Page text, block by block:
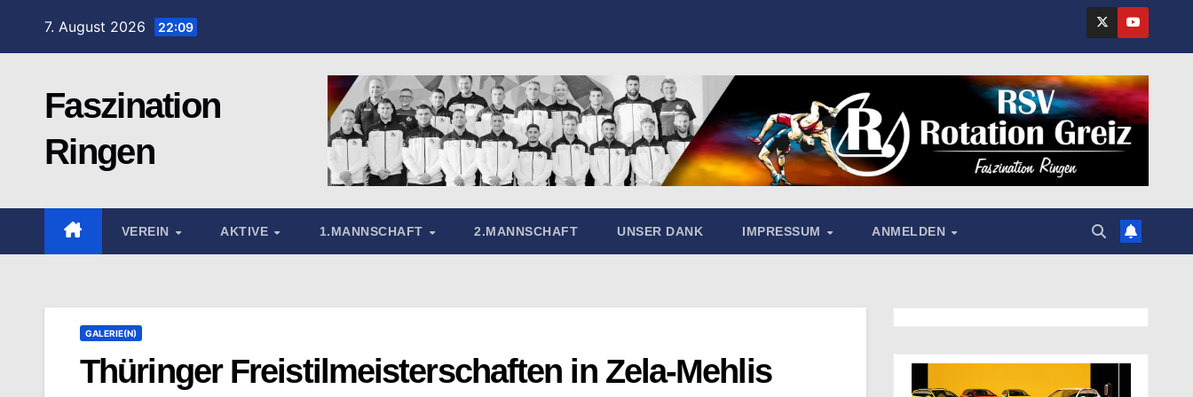
7. August 2026 22:09
Faszination
Ringen
VEREIN AKTIVE 1.MANNSCHAFT 2.MANNSCHAFT UNSER DANK IMPRESSUM ANMELDEN
GALERIE(N)
Thüringer Freistilmeisterschaften in Zela-Mehlis